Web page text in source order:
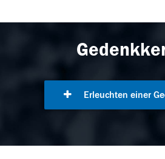
Erleuchten einer